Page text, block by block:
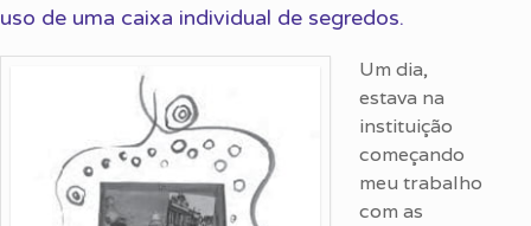
uso de uma caixa individual de segredos.
Um dia,
estava na
instituição
começando
meu trabalho
com as